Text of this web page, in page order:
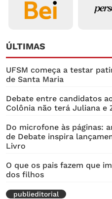
ÚLTIMAS
UFSM começa a testar
de Santa Maria
Debate entre candidatos
Colônia não terá Juliana e
Do microfone às páginas:
de Debate inspira
Livro
O que os pais fazem que
dos filhos
publieditorial